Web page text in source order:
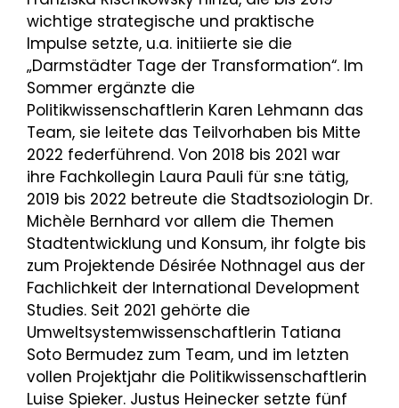
wichtige strategische und praktische
Impulse setzte, u.a. initiierte sie die
„Darmstädter Tage der Transformation“. Im
Sommer ergänzte die
Politikwissenschaftlerin Karen Lehmann das
Team, sie leitete das Teilvorhaben bis Mitte
2022 federführend. Von 2018 bis 2021 war
ihre Fachkollegin Laura Pauli für s:ne tätig,
2019 bis 2022 betreute die Stadtsoziologin Dr.
Michèle Bernhard vor allem die Themen
Stadtentwicklung und Konsum, ihr folgte bis
zum Projektende Désirée Nothnagel aus der
Fachlichkeit der International Development
Studies. Seit 2021 gehörte die
Umweltsystemwissenschaftlerin Tatiana
Soto Bermudez zum Team, und im letzten
vollen Projektjahr die Politikwissenschaftlerin
Luise Spieker. Justus Heinecker setzte fünf